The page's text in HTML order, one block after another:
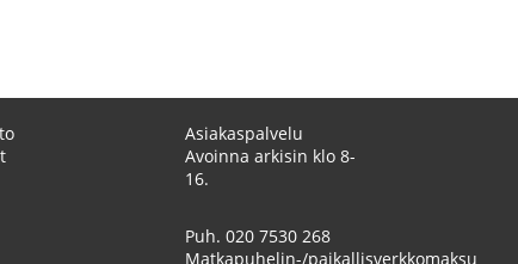
Asiakaspalvelu
Avoinna arkisin klo 8-
16.
Puh. 020 7530 268
Matkapuhelin-/paikallisverkkomaksu